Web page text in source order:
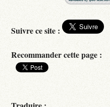
Suivre ce site :
Recommander cette page :